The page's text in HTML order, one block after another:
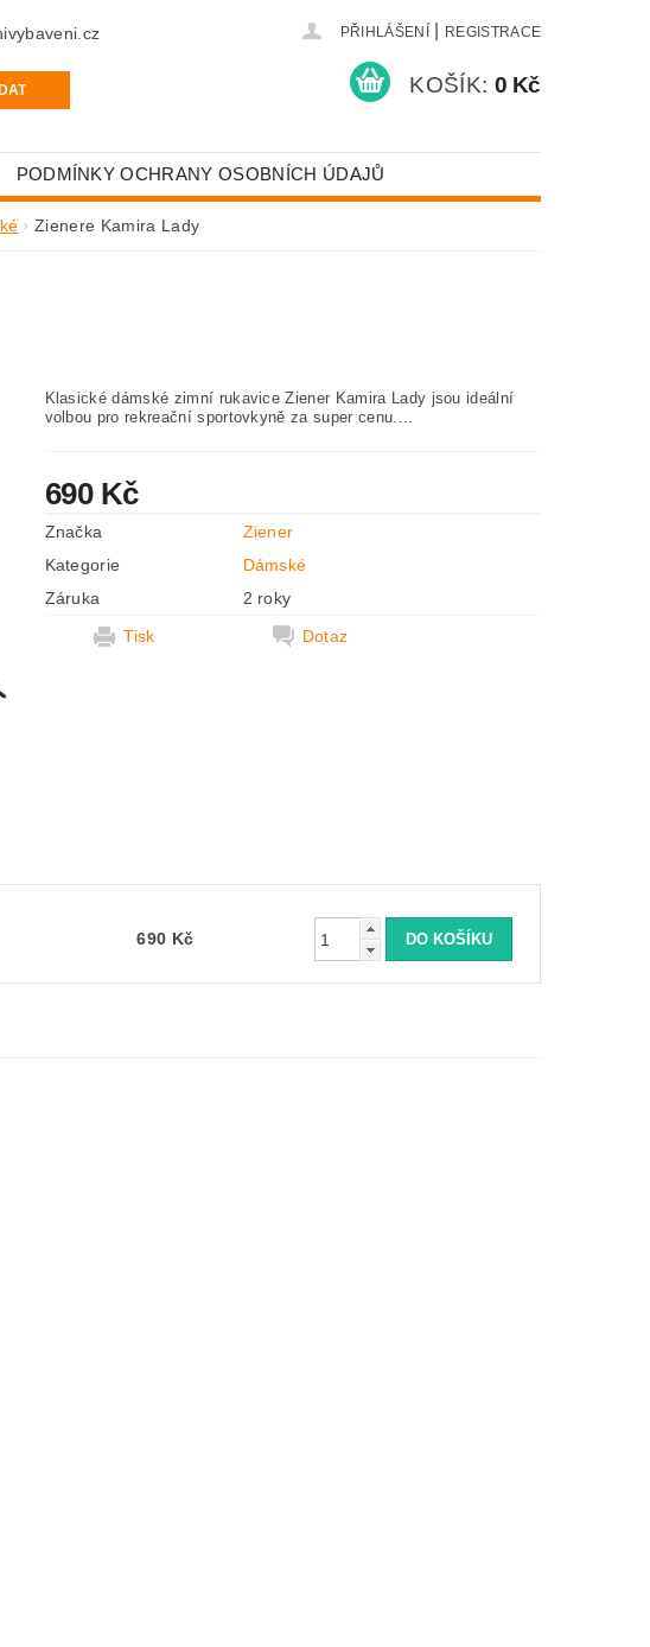
PŘIHLÁŠENÍ REGISTRACE
KOŠÍK: 0 Kč
PODMÍNKY OCHRANY OSOBNÍCH ÚDAJŮ
Zienere Kamira Lady
Klasické dámské zimní rukavice Ziener Kamira Lady jsou ideální
volbou pro rekreační sportovkyně za super cenu....
690 Kč
Značka
Ziener
Kategorie
Dámské
Záruka
2 roky
Tisk
Dotaz
690 Kč